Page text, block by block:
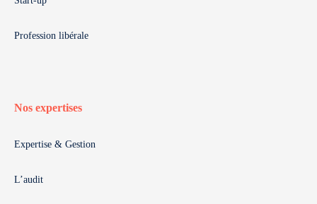
Profession libérale
Nos expertises
Expertise & Gestion
L’audit